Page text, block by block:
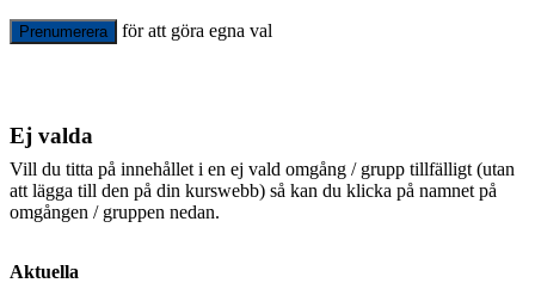
Prenumerera för att göra egna val
Ej valda
Vill du titta på innehållet i en ej vald omgång / grupp tillfälligt (utan
att lägga till den på din kurswebb) så kan du klicka på namnet på
omgången / gruppen nedan.
Aktuella